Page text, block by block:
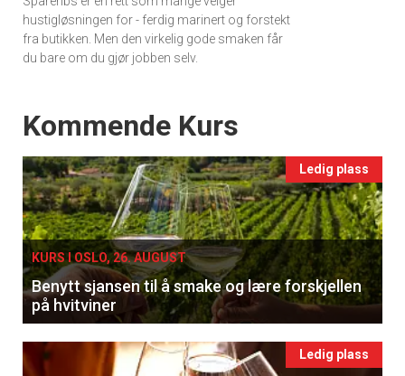
hustigløsningen for - ferdig marinert og forstekt
fra butikken. Men den virkelig gode smaken får
du bare om du gjør jobben selv.
Events
Kommende Kurs
Ledig plass
KURS I OSLO, 26. AUGUST
Benytt sjansen til å smake og lære forskjellen
på hvitviner
Ledig plass